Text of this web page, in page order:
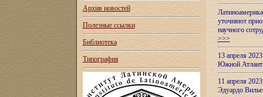
Архив новостей
Полезные ссылки
Библиотека
Типография
уточняют
научного
>>>
13 апреля
Южной
11 апреля
Эдуардо